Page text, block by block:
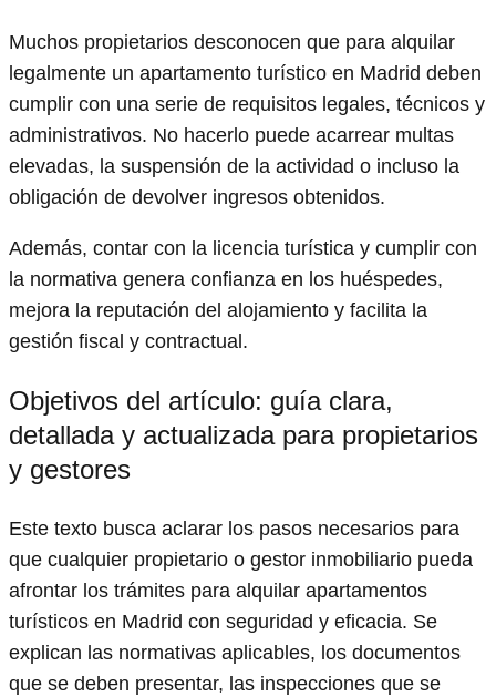
Muchos propietarios desconocen que para alquilar
legalmente un apartamento turístico en Madrid deben
cumplir con una serie de requisitos legales, técnicos y
administrativos. No hacerlo puede acarrear multas
elevadas, la suspensión de la actividad o incluso la
obligación de devolver ingresos obtenidos.
Además, contar con la licencia turística y cumplir con
la normativa genera confianza en los huéspedes,
mejora la reputación del alojamiento y facilita la
gestión fiscal y contractual.
Objetivos del artículo: guía clara,
detallada y actualizada para propietarios
y gestores
Este texto busca aclarar los pasos necesarios para
que cualquier propietario o gestor inmobiliario pueda
afrontar los trámites para alquilar apartamentos
turísticos en Madrid con seguridad y eficacia. Se
explican las normativas aplicables, los documentos
que se deben presentar, las inspecciones que se